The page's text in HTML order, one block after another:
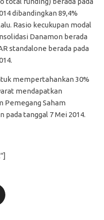
dibandingkan 89,4%
Rasio kecukupan modal
Danamon berada
standalone berada pada
mempertahankan 30%
mendapatkan
Pemegang Saham
pada tanggal 7 Mei 2014.